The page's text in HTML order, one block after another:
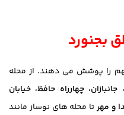
بجنورد
را پوشش می دهند. از محله
چهارراه حافظ، خیابان
تا محله های نوساز مانند